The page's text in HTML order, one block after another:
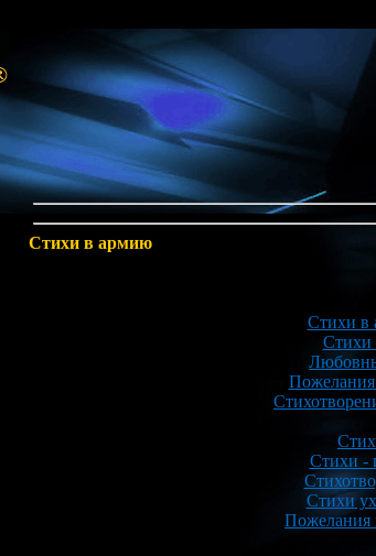
Стихи в армию
Стихи в
Стихи
Стихи -
Стихи
Пожелания